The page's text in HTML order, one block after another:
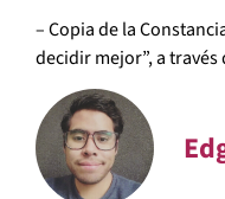
– Copia de la
decidir mejor”, a